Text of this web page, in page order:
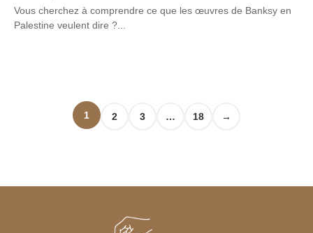
Vous cherchez à comprendre ce que les œuvres de Banksy en
Palestine veulent dire ?...
1 2 3 … 18 →